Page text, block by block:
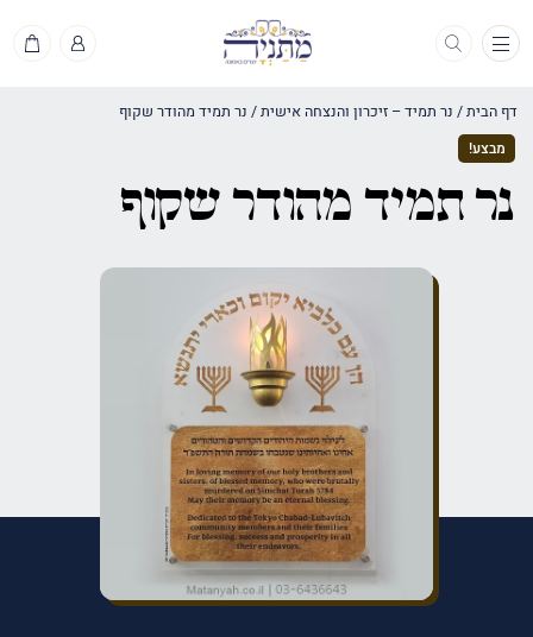
תפריט
דף הבית/ נר תמיד – זיכרון והנצחה אישית/ נר תמיד מהודר שקוף
מבצע!
נר תמיד מהודר שקוף